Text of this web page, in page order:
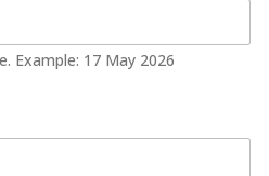
Example: 17 May 2026